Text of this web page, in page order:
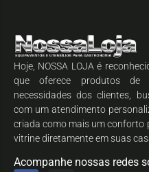
Hoje, NOSSA LOJA é
que oferece produtos de
necessidades dos clientes,
com um atendimento
criada como mais um conforto
vitrine diretamente em suas
Acompanhe nossas redes